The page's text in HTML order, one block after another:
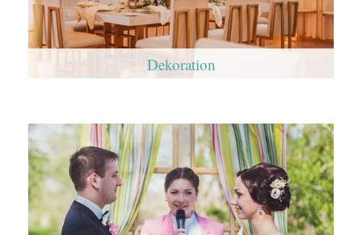
Dekoration